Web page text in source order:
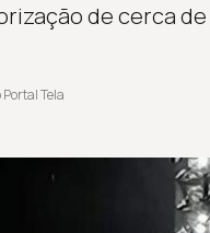
de cerca
Tela